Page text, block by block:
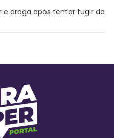
droga após tentar fugir da